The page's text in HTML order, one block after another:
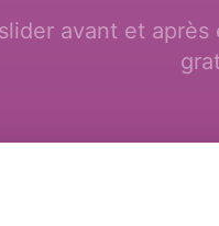
avant et